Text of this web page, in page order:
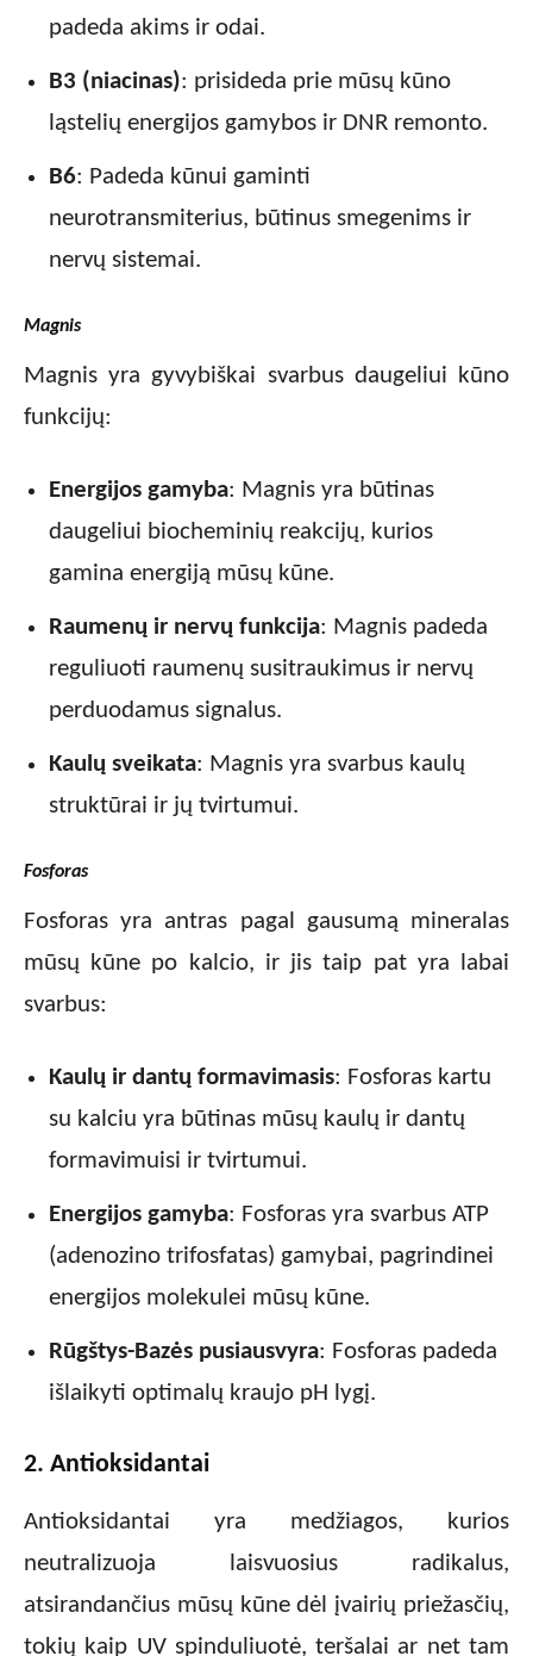
padeda akims ir odai.
B3 (niacinas): prisideda prie mūsų kūno
ląstelių energijos gamybos ir DNR remonto.
B6: Padeda kūnui gaminti
neurotransmiterius, būtinus smegenims ir
nervų sistemai.
Magnis
Magnis yra gyvybiškai svarbus daugeliui kūno
funkcijų:
Energijos gamyba: Magnis yra būtinas
daugeliui biocheminių reakcijų, kurios
gamina energiją mūsų kūne.
Raumenų ir nervų funkcija: Magnis padeda
reguliuoti raumenų susitraukimus ir nervų
perduodamus signalus.
Kaulų sveikata: Magnis yra svarbus kaulų
struktūrai ir jų tvirtumui.
Fosforas
Fosforas yra antras pagal gausumą mineralas
mūsų kūne po kalcio, ir jis taip pat yra labai
svarbus:
Kaulų ir dantų formavimasis: Fosforas kartu
su kalciu yra būtinas mūsų kaulų ir dantų
formavimuisi ir tvirtumui.
Energijos gamyba: Fosforas yra svarbus ATP
(adenozino trifosfatas) gamybai, pagrindinei
energijos molekulei mūsų kūne.
Rūgštys-Bazės pusiausvyra: Fosforas padeda
išlaikyti optimalų kraujo pH lygį.
2. Antioksidantai
Antioksidantai yra medžiagos, kurios
neutralizuoja laisvuosius radikalus,
atsirandančius mūsų kūne dėl įvairių priežasčių,
tokių kaip UV spinduliuotė, teršalai ar net tam